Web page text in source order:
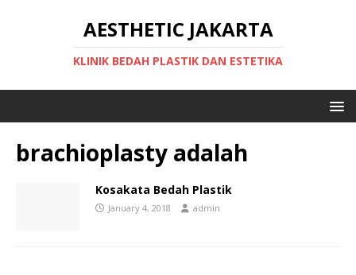
AESTHETIC JAKARTA
KLINIK BEDAH PLASTIK DAN ESTETIKA
brachioplasty adalah
Kosakata Bedah Plastik
January 4, 2018 admin